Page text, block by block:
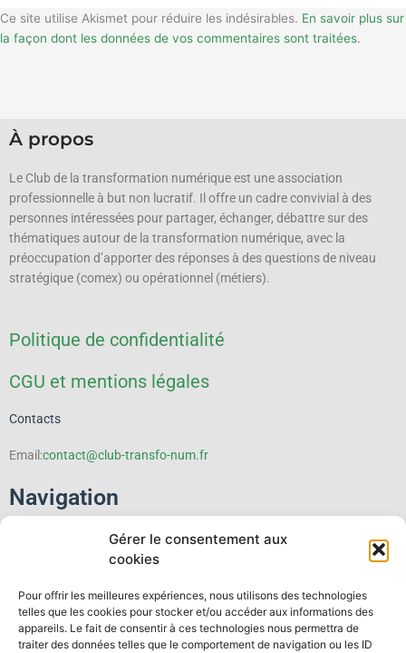
Gérer le consentement aux
cookies
Pour offrir les meilleures expériences, nous utilisons des technologies
telles que les cookies pour stocker et/ou accéder aux informations des
appareils. Le fait de consentir à ces technologies nous permettra de
traiter des données telles que le comportement de navigation ou les ID
Ce site utilise Akismet pour réduire les indésirables. En savoir plus sur
la façon dont les données de vos commentaires sont traitées.
À propos
Le Club de la transformation numérique est une association
professionnelle à but non lucratif. Il offre un cadre convivial à des
personnes intéressées pour partager, échanger, débattre sur des
thématiques autour de la transformation numérique, avec la
préoccupation d’apporter des réponses à des questions de niveau
stratégique (comex) ou opérationnel (métiers).
Politique de confidentialité
CGU et mentions légales
Contacts
Email:contact@club-transfo-num.fr
Navigation
Événements
Thematiques